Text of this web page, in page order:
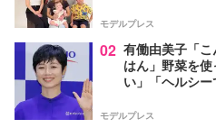
モデルプレス
02 有働由美子「
はん」野菜を
い」「ヘルシ
モデルプレス